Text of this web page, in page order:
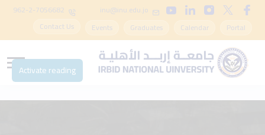
inu@inu.edu.jo
962-2-7056682
Portal
Calendar
Graduates
Events
Contact Us
Activate reading